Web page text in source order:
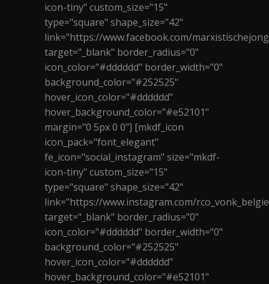
icon-tiny" custom_size="15"
type="square" shape_size="42"
link="https://www.facebook.com/
target="_blank" border_radius="0"
icon_color="#dddddd" border_width="0"
background_color="#252525"
hover_icon_color="#dddddd"
hover_background_color="#e52101"
margin="0 5px 0 0"] [mkdf_icon
icon_pack="font_elegant"
fe_icon="social_instagram" size="mkdf-
icon-tiny" custom_size="15"
type="square" shape_size="42"
link="https://www.instagram.com/
target="_blank" border_radius="0"
icon_color="#dddddd" border_width="0"
background_color="#252525"
hover_icon_color="#dddddd"
hover_background_color="#e52101"